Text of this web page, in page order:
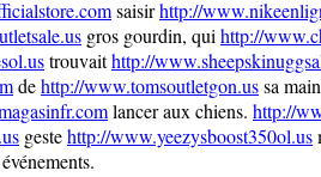
saisirhttp://
gros gourdin, qui http://
trouvaithttp://
dehttp://www.tomsoutletgon.ussa
lancer aux chiens. http://
gestehttp://www.yeezysboost350ol.us